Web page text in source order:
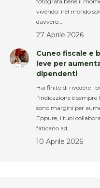
vivendo: nel mondo
davvero…
27 Aprile 2026
Cuneo fiscale e
leve per
dipendenti
Hai finito di rivedere i
l’indicazione è sempre
sono margini per
Eppure, i tuoi
faticano ad…
10 Aprile 2026